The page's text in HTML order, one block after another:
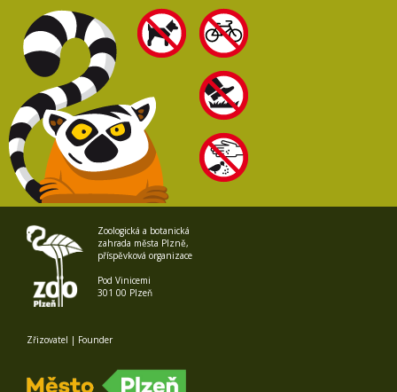
Zoologická a botanická
zahrada města Plzně,
příspěvková organizace
Pod Vinicemi
301 00 Plzeň
Zřizovatel | Founder